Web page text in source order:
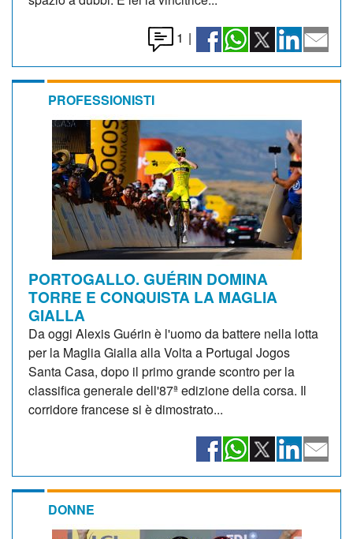
1 |
PROFESSIONISTI
PORTOGALLO. GUÉRIN DOMINA
TORRE E CONQUISTA LA MAGLIA
GIALLA
Da oggi Alexis Guérin è l'uomo da battere nella lotta
per la Maglia Gialla alla Volta a Portugal Jogos
Santa Casa, dopo il primo grande scontro per la
classifica generale dell'87ª edizione della corsa. Il
corridore francese si è dimostrato...
DONNE